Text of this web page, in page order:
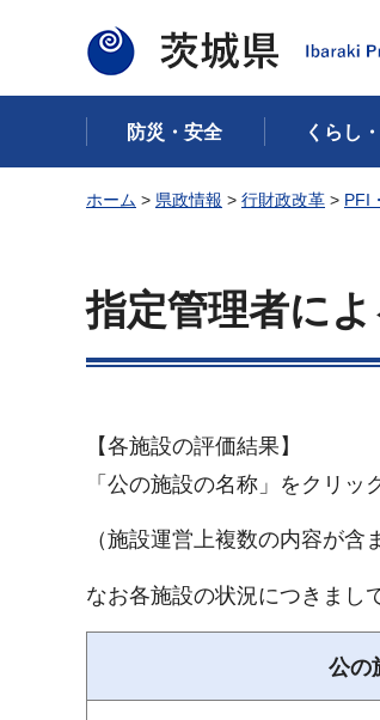
茨城県
防災・安全 くらし
ホーム > 県政情報 > 行財政改革 > PFI
指定管理者に
【各施設の評価結果】
「公の施設の名称」をクリ
（施設運営上複数の内容が含
なお各施設の状況につきまし
公の